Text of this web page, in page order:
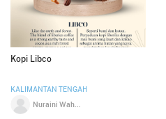
Kopi Libco
KALIMANTAN TENGAH